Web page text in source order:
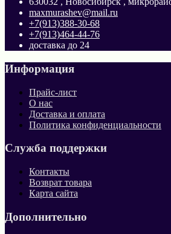
maxmurashev@mail.ru
+7(913)388-30-68
+7(913)464-44-76
доставка до 24
Информация
Прайс-лист
О нас
Доставка и оплата
Политика конфиденциальности
Служба поддержки
Контакты
Возврат товара
Карта сайта
Дополнительно